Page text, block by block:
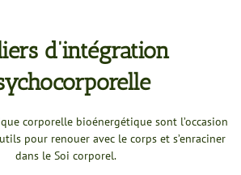
d’intégration
corporelle bioénergétique sont l’occasion
pour renouer avec le corps et s’enraciner
dans le Soi corporel.